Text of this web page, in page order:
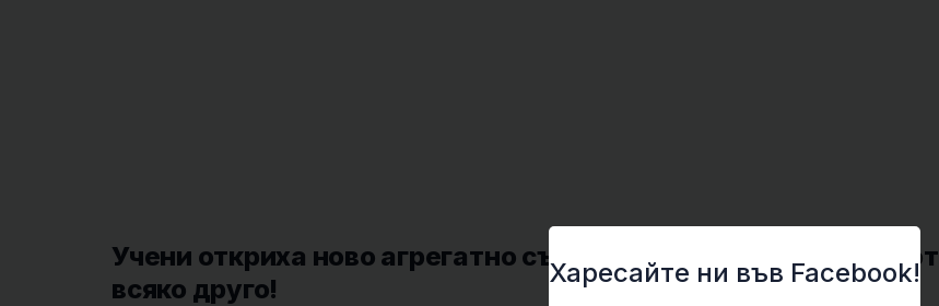
Учени откриха ново агрегатно състояние и то е по-странно от
всяко друго!
Харесайте ни във Facebook!